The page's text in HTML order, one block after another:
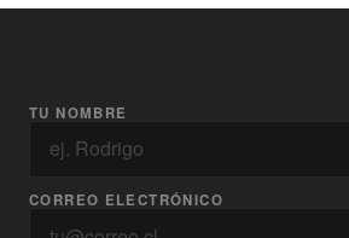
TU NOMBRE
CORREO ELECTRÓNICO